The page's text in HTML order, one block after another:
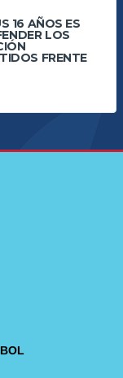
16 AÑOS ES
LOS
FRENTE